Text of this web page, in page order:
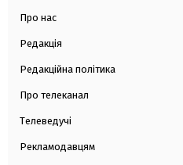
Про нас
Редакція
Редакційна політика
Про телеканал
Телеведучі
Рекламодавцям